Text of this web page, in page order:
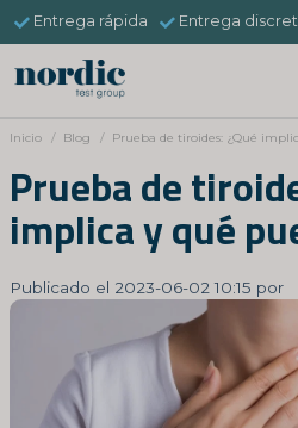
Entrega rápida Entrega
Inicio Blog Prueba de tiroides: ¿Qué
Prueba de
implica y qué
Publicado el 2023-06-02 10:15 por